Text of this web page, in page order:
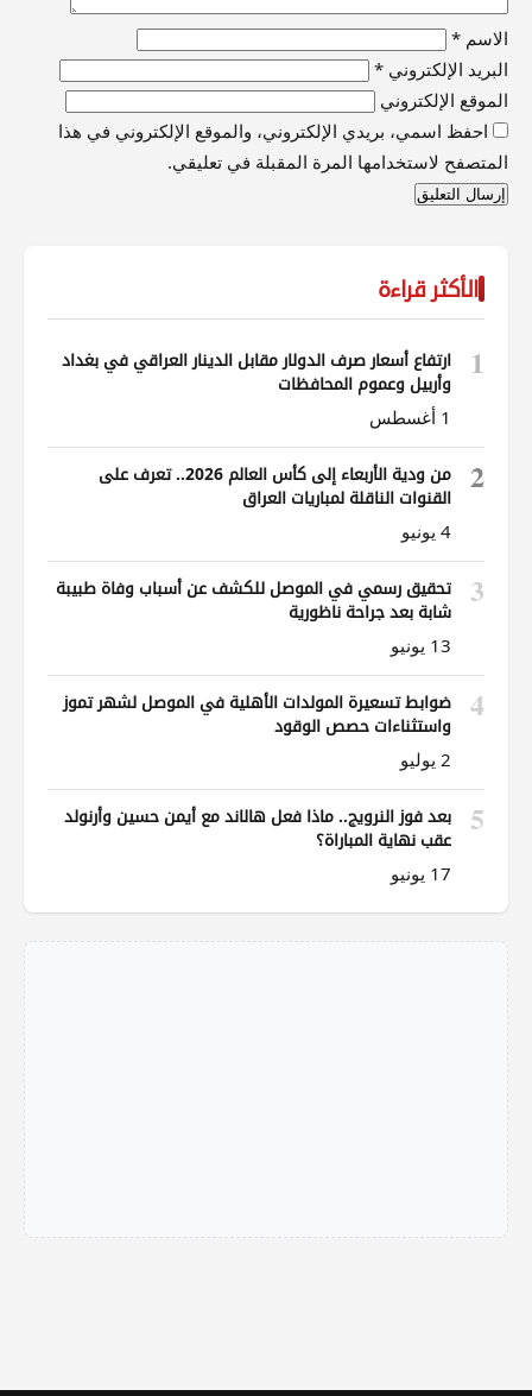
الاسم *
البريد الإلكتروني *
الموقع الإلكتروني
احفظ اسمي، بريدي الإلكتروني، والموقع الإلكتروني في هذا
المتصفح لاستخدامها المرة المقبلة في تعليقي.
الأكثر قراءة
1
ارتفاع أسعار صرف الدولار مقابل الدينار العراقي في بغداد
وأربيل وعموم المحافظات
1 أغسطس
2
من ودية الأربعاء إلى كأس العالم 2026.. تعرف على
القنوات الناقلة لمباريات العراق
4 يونيو
3
تحقيق رسمي في الموصل للكشف عن أسباب وفاة طبيبة
شابة بعد جراحة ناظورية
13 يونيو
4
ضوابط تسعيرة المولدات الأهلية في الموصل لشهر تموز
واستثناءات حصص الوقود
2 يوليو
5
بعد فوز النرويج.. ماذا فعل هالاند مع أيمن حسين وأرنولد
عقب نهاية المباراة؟
17 يونيو